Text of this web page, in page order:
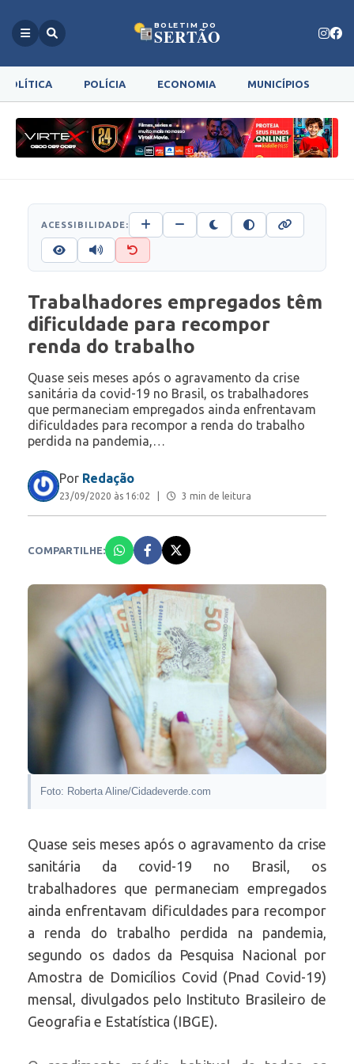
BOLETIM DO
SERTÃO
POLÍTICA POLÍCIA ECONOMIA MUNICÍPIOS
ACESSIBILIDADE:
Trabalhadores empregados têm
dificuldade para recompor
renda do trabalho
Quase seis meses após o agravamento da crise
sanitária da covid-19 no Brasil, os trabalhadores
que permaneciam empregados ainda enfrentavam
dificuldades para recompor a renda do trabalho
perdida na pandemia,…
Por Redação
23/09/2020 às 16:02 3 min de leitura
COMPARTILHE:
Foto: Roberta Aline/Cidadeverde.com
Quase seis meses após o agravamento da crise
sanitária da covid-19 no Brasil, os
trabalhadores que permaneciam empregados
ainda enfrentavam dificuldades para recompor
a renda do trabalho perdida na pandemia,
segundo os dados da Pesquisa Nacional por
Amostra de Domicílios Covid (Pnad Covid-19)
mensal, divulgados pelo Instituto Brasileiro de
Geografia e Estatística (IBGE).